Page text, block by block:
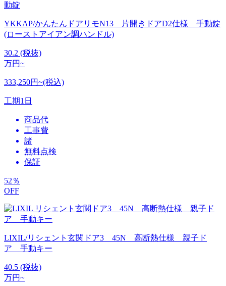
YKKAP/かんたんドアリモN13 片開きドアD2仕様 手動錠
(ローストアイアン調ハンドル)
30.2 (税抜)
万円~
333,250円~(税込)
工期1日
商品代
工事費
諸
無料点検
保証
52 ％
OFF
LIXIL/リシェント玄関ドア3 45N 高断熱仕様 親子ド
ア 手動キー
40.5 (税抜)
万円~